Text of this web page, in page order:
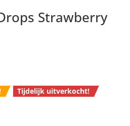
Strawberry
Tijdelijk uitverkocht!